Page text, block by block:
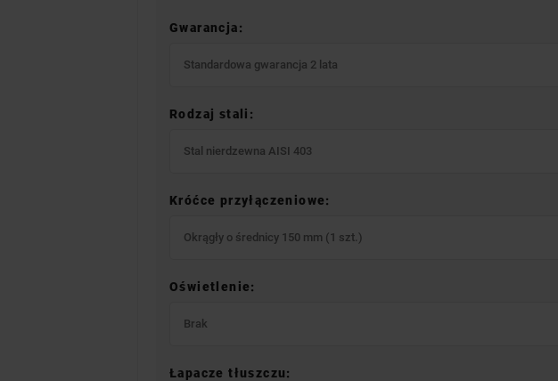
Gwarancja:
Standardowa gwarancja 2 lata
Rodzaj stali:
Stal nierdzewna AISI 403
Króćce przyłączeniowe:
Okrągły o średnicy 150 mm (1 szt.)
Oświetlenie:
Brak
Łapacze tłuszczu: